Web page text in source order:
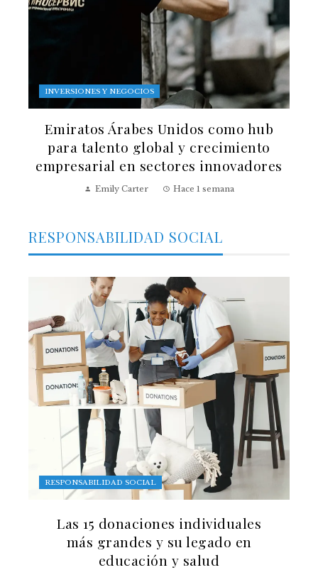
INVERSIONES Y NEGOCIOS
Emiratos Árabes Unidos como hub
para talento global y crecimiento
empresarial en sectores innovadores
Emily Carter Hace 1 semana
RESPONSABILIDAD SOCIAL
RESPONSABILIDAD SOCIAL
Las 15 donaciones individuales
más grandes y su legado en
educación y salud